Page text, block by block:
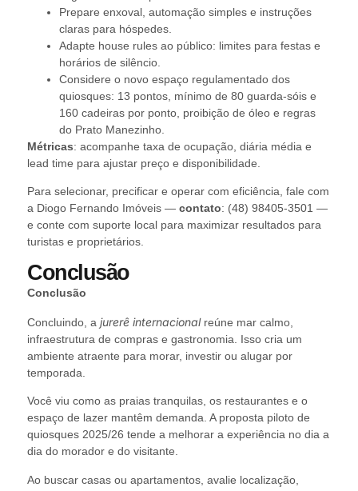
Prepare enxoval, automação simples e instruções
claras para hóspedes.
Adapte house rules ao público: limites para festas e
horários de silêncio.
Considere o novo espaço regulamentado dos
quiosques: 13 pontos, mínimo de 80 guarda-sóis e
160 cadeiras por ponto, proibição de óleo e regras
do Prato Manezinho.
Métricas: acompanhe taxa de ocupação, diária média e
lead time para ajustar preço e disponibilidade.
Para selecionar, precificar e operar com eficiência, fale com
a Diogo Fernando Imóveis — contato: (48) 98405-3501 —
e conte com suporte local para maximizar resultados para
turistas e proprietários.
Conclusão
Conclusão
Concluindo, a jurerê internacionalreúne mar calmo,
infraestrutura de compras e gastronomia. Isso cria um
ambiente atraente para morar, investir ou alugar por
temporada.
Você viu como as praias tranquilas, os restaurantes e o
espaço de lazer mantêm demanda. A proposta piloto de
quiosques 2025/26 tende a melhorar a experiência no dia a
dia do morador e do visitante.
Ao buscar casas ou apartamentos, avalie localização,